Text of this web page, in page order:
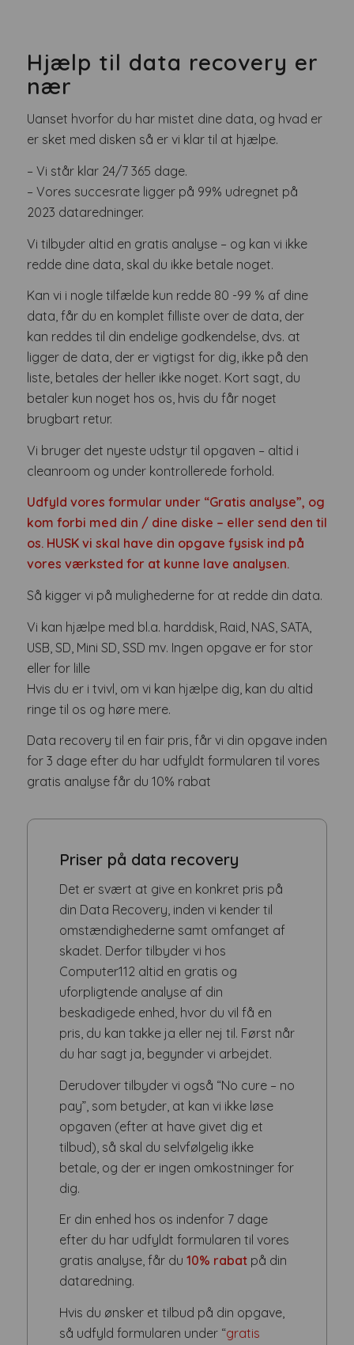
Hjælp til data recovery er
nær
Uanset hvorfor du har mistet dine data, og hvad er
er sket med disken så er vi klar til at hjælpe.
– Vi står klar 24/7 365 dage.
– Vores succesrate ligger på 99% udregnet på
2023 dataredninger.
Vi tilbyder altid en gratis analyse – og kan vi ikke
redde dine data, skal du ikke betale noget.
Kan vi i nogle tilfælde kun redde 80 -99 % af dine
data, får du en komplet filliste over de data, der
kan reddes til din endelige godkendelse, dvs. at
ligger de data, der er vigtigst for dig, ikke på den
liste, betales der heller ikke noget. Kort sagt, du
betaler kun noget hos os, hvis du får noget
brugbart retur.
Vi bruger det nyeste udstyr til opgaven – altid i
cleanroom og under kontrollerede forhold.
Udfyld vores formular under “Gratis analyse”, og
kom forbi med din / dine diske – eller send den til
os. HUSK vi skal have din opgave fysisk ind på
vores værksted for at kunne lave analysen.
Så kigger vi på mulighederne for at redde din data.
Vi kan hjælpe med bl.a. harddisk, Raid, NAS, SATA,
USB, SD, Mini SD, SSD mv. Ingen opgave er for stor
eller for lille
Hvis du er i tvivl, om vi kan hjælpe dig, kan du altid
ringe til os og høre mere.
Data recovery til en fair pris, får vi din opgave inden
for 3 dage efter du har udfyldt formularen til vores
gratis analyse får du 10% rabat
Priser på data recovery
Det er svært at give en konkret pris på
din Data Recovery, inden vi kender til
omstændighederne samt omfanget af
skadet. Derfor tilbyder vi hos
Computer112 altid en gratis og
uforpligtende analyse af din
beskadigede enhed, hvor du vil få en
pris, du kan takke ja eller nej til. Først når
du har sagt ja, begynder vi arbejdet.
Derudover tilbyder vi også “No cure – no
pay”, som betyder, at kan vi ikke løse
opgaven (efter at have givet dig et
tilbud), så skal du selvfølgelig ikke
betale, og der er ingen omkostninger for
dig.
Er din enhed hos os indenfor 7 dage
efter du har udfyldt formularen til vores
gratis analyse, får du 10% rabatpå din
dataredning.
Hvis du ønsker et tilbud på din opgave,
så udfyld formularen under “gratis